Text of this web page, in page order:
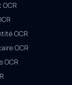
OCR
OCR
OCR